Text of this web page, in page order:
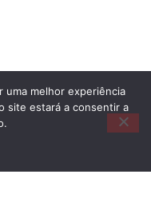
uma melhor experiência
site estará a consentir a